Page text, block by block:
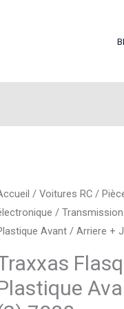
/Voitures RC /
/Transmission
Avant / Arriere +